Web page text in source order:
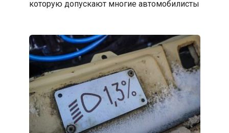
которую допускают многие автомобилисты